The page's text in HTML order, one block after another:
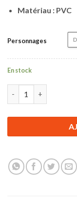
Matériau : PVC
Personnages
En stock